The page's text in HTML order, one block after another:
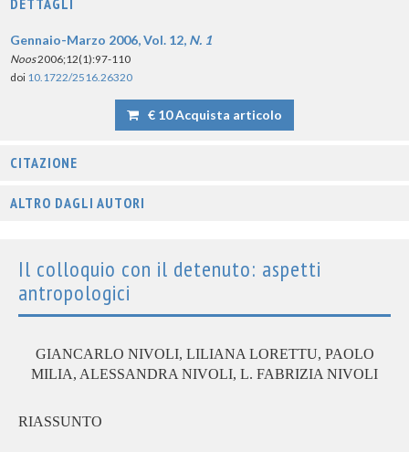
DETTAGLI
Gennaio-Marzo 2006, Vol. 12, N. 1
Noos2006;12(1):97-110
doi 10.1722/2516.26320
€ 10 Acquista articolo
CITAZIONE
ALTRO DAGLI AUTORI
Il colloquio con il detenuto: aspetti
antropologici
GIANCARLO NIVOLI, LILIANA LORETTU, PAOLO
MILIA, ALESSANDRA NIVOLI, L. FABRIZIA NIVOLI
RIASSUNTO